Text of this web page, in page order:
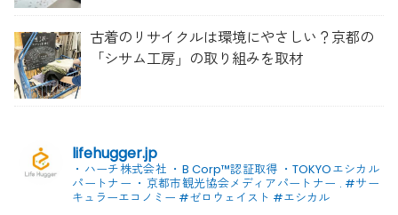
古着のリサイクルは環境にやさしい？京都の
「シサム工房」の取り組みを取材
lifehugger.jp
・ハーチ株式会社 ・B Corp™認証取得 ・TOKYOエシカル
パートナー ・京都市観光協会メディアパートナー . #サー
キュラーエコノミー #ゼロウェイスト #エシカル